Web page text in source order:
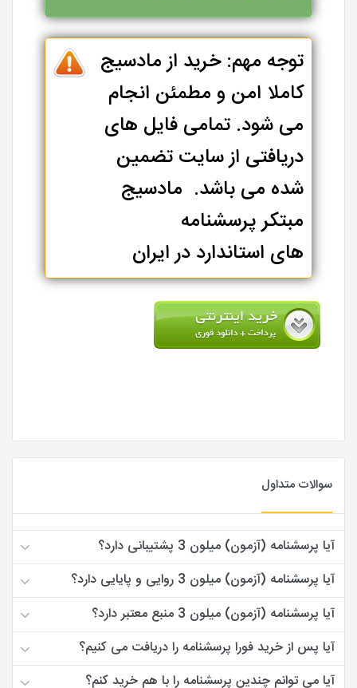
توجه مهم: خرید از مادسیج
کاملا امن و مطمئن انجام
می شود. تمامی فایل های
دریافتی از سایت تضمین
شده می باشد. مادسیج
مبتکر پرسشنامه
های استاندارد در ایران
سوالات متداول
آیا پرسشنامه (آزمون) میلون 3 پشتیبانی دارد؟
آیا پرسشنامه (آزمون) میلون 3 روایی و پایایی دارد؟
آیا پرسشنامه (آزمون) میلون 3 منبع معتبر دارد؟
آیا پس از خرید فورا پرسشنامه را دریافت می کنیم؟
آیا می توانم چندین پرسشنامه را با هم خرید کنم؟